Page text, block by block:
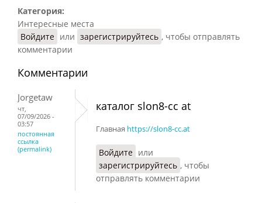
Категория:
Интересные места
Войдите или зарегистрируйтесь , чтобы отправлять
комментарии
Комментарии
Jorgetaw
чт,
07/09/2026 -
03:57
постоянная
ссылка
(permalink)
каталог slon8-cc at
Главная https://slon8-cc.at
Войдите или
зарегистрируйтесь , чтобы
отправлять комментарии